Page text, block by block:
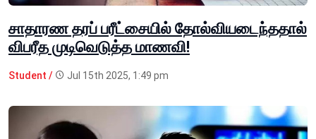
சாதாரண தரப் பரீட்சையில் தோல்வியடைந்ததால்
விபரீத முடிவெடுத்த மாணவி!
Student / Jul 15th 2025, 1:49 pm